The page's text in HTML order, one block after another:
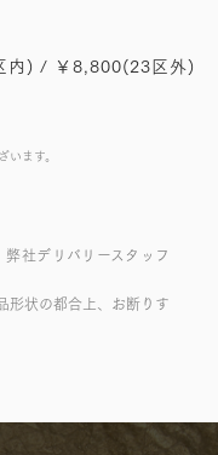
ます。
社デリバリースタッフ
形状の都合上、お断りす
内) / ￥8,800(23区外)